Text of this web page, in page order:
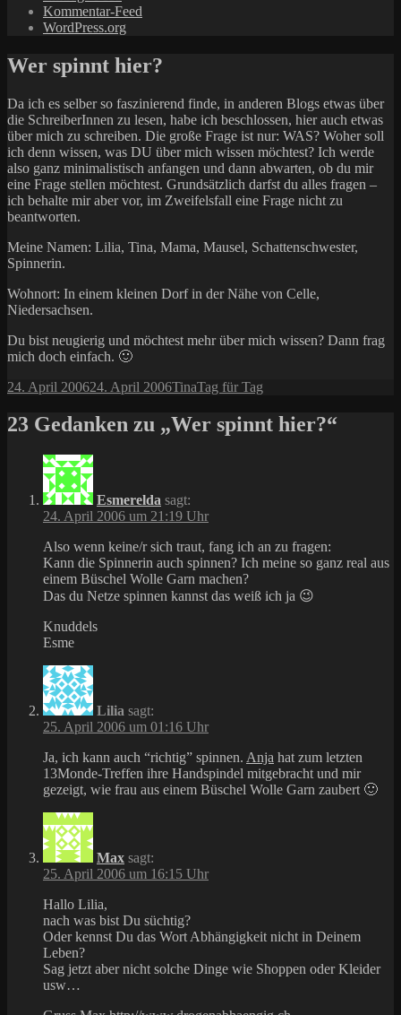
Kommentar-Feed
WordPress.org
Wer spinnt hier?
Da ich es selber so faszinierend finde, in anderen Blogs etwas über
die SchreiberInnen zu lesen, habe ich beschlossen, hier auch etwas
über mich zu schreiben. Die große Frage ist nur: WAS? Woher soll
ich denn wissen, was DU über mich wissen möchtest? Ich werde
also ganz minimalistisch anfangen und dann abwarten, ob du mir
eine Frage stellen möchtest. Grundsätzlich darfst du alles fragen –
ich behalte mir aber vor, im Zweifelsfall eine Frage nicht zu
beantworten.
Meine Namen: Lilia, Tina, Mama, Mausel, Schattenschwester,
Spinnerin.
Wohnort: In einem kleinen Dorf in der Nähe von Celle,
Niedersachsen.
Du bist neugierig und möchtest mehr über mich wissen? Dann frag
mich doch einfach. 🙂
Veröffentlicht
24. April 200624. April 2006Autor
TinaKategorien
Tag für Tag
23 Gedanken zu „Wer spinnt hier?“
Esmerelda sagt:
24. April 2006 um 21:19 Uhr
Also wenn keine/r sich traut, fang ich an zu fragen:
Kann die Spinnerin auch spinnen? Ich meine so ganz real aus
einem Büschel Wolle Garn machen?
Das du Netze spinnen kannst das weiß ich ja 😉
Knuddels
Esme
Lilia sagt:
25. April 2006 um 01:16 Uhr
Ja, ich kann auch “richtig” spinnen. Anja hat zum letzten
13Monde-Treffen ihre Handspindel mitgebracht und mir
gezeigt, wie frau aus einem Büschel Wolle Garn zaubert 🙂
Max sagt:
25. April 2006 um 16:15 Uhr
Hallo Lilia,
nach was bist Du süchtig?
Oder kennst Du das Wort Abhängigkeit nicht in Deinem
Leben?
Sag jetzt aber nicht solche Dinge wie Shoppen oder Kleider
usw…